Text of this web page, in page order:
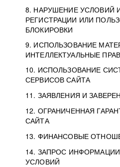
8. НАРУШЕНИЕ УСЛОВИЙ
РЕГИСТРАЦИИ ИЛИ
БЛОКИРОВКИ
9. ИСПОЛЬЗОВАНИЕ
ИНТЕЛЛЕКТУАЛЬНЫЕ
10. ИСПОЛЬЗОВАНИЕ
СЕРВИСОВ САЙТА
11. ЗАЯВЛЕНИЯ И
12. ОГРАНИЧЕННАЯ
САЙТА
13. ФИНАНСОВЫЕ
14. ЗАПРОС
УСЛОВИЙ